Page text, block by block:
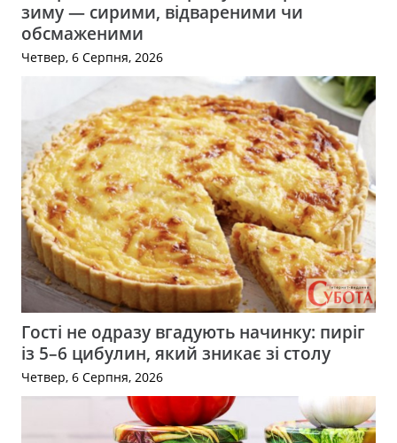
зиму — сирими, відвареними чи
обсмаженими
Четвер, 6 Серпня, 2026
Гості не одразу вгадують начинку: пиріг
із 5–6 цибулин, який зникає зі столу
Четвер, 6 Серпня, 2026